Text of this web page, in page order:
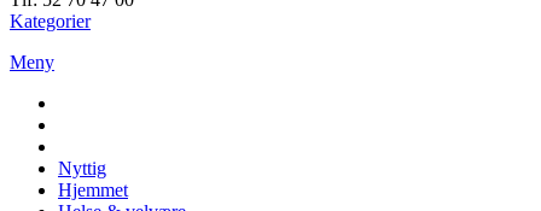
Kategorier
Meny
Nyttig
Hjemmet